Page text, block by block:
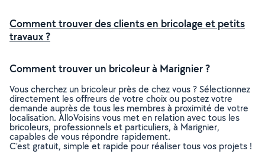
Comment trouver des clients en bricolage et petits
travaux ?
Comment trouver un bricoleur à Marignier ?
Vous cherchez un bricoleur près de chez vous ? Sélectionnez
directement les offreurs de votre choix ou postez votre
demande auprès de tous les membres à proximité de votre
localisation. AlloVoisins vous met en relation avec tous les
bricoleurs, professionnels et particuliers, à Marignier,
capables de vous répondre rapidement.
C’est gratuit, simple et rapide pour réaliser tous vos projets !